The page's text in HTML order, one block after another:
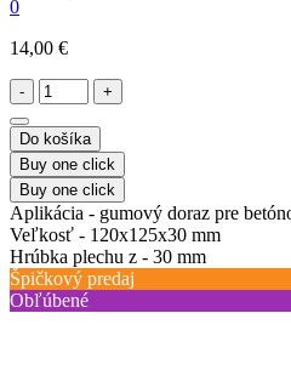
0
14,00 €
- +
Do košíka
Buy one click
Buy one click
Aplikácia - gumový doraz pre
Veľkosť - 120x125x30 mm
Hrúbka plechu z - 30 mm
Špičkový predaj
Obľúbené